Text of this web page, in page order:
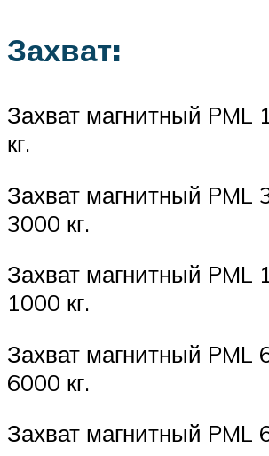
Захват:
Захват магнитный PML
кг.
Захват магнитный PML
3000 кг.
Захват магнитный PML
1000 кг.
Захват магнитный PML
6000 кг.
Захват магнитный PML